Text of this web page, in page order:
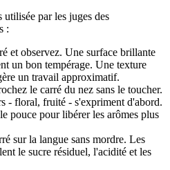
par les juges des
:
et observez. Une surface brillante
un bon tempérage. Une texture
un travail approximatif.
le carré du nez sans le toucher.
- floral, fruité - s'expriment d'abord.
pouce pour libérer les arômes plus
sur la langue sans mordre. Les
le sucre résiduel, l'acidité et les